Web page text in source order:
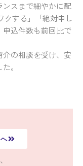
スまで細やかに配
クする」「絶対申し
込件数も前回比で
の相談を受け、安
。